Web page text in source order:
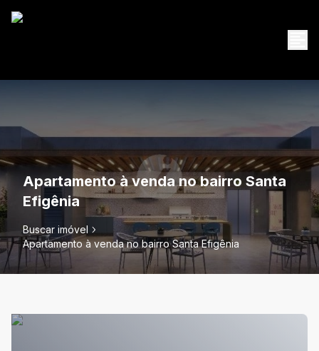
Apartamento à venda no bairro Santa
Efigênia
Buscar imóvel
Apartamento à venda no bairro Santa Efigênia